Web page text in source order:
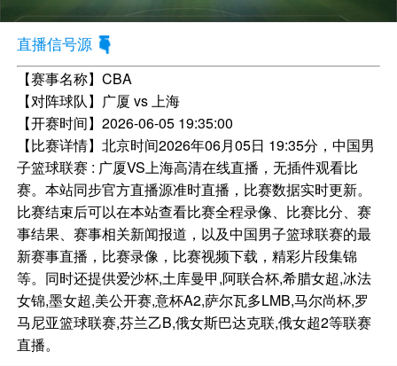
直播信号源
【赛事名称】CBA
【对阵球队】 广厦 vs 上海
【开赛时间】2026-06-05 19:35:00
【比赛详情】北京时间2026年06月05日 19:35分，中国男
子篮球联赛 : 广厦VS上海高清在线直播，无插件观看比
赛。本站同步官方直播源准时直播，比赛数据实时更新。
比赛结束后可以在本站查看比赛全程录像、比赛比分、赛
事结果、赛事相关新闻报道，以及中国男子篮球联赛的最
新赛事直播，比赛录像，比赛视频下载，精彩片段集锦
等。同时还提供爱沙杯,土库曼甲,阿联合杯,希腊女超,冰法
女锦,墨女超,美公开赛,意杯A2,萨尔瓦多LMB,马尔尚杯,罗
马尼亚篮球联赛,芬兰乙B,俄女斯巴达克联,俄女超2等联赛
直播。